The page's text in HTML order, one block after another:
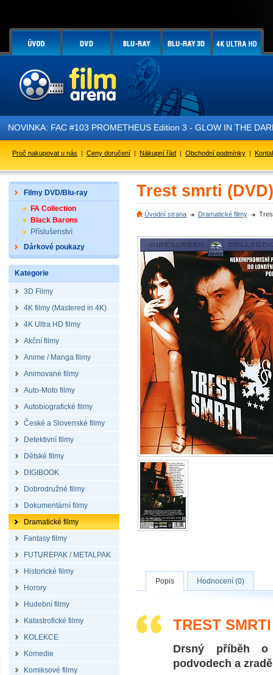
NOVINKA: FAC #103 PROMETHEUS Edition 3 - GLOW IN THE
Proč nakupovat u nás | Ceny doručení | Nákupní řád | Obchodní podmínky |
Filmy DVD/Blu-ray
FA Collection
Black Barons
Příslušenství
Dárkové poukazy
Kategorie
3D Filmy
4K filmy (Mastered in 4K)
4K Ultra HD filmy
Akční filmy
Anime / Manga filmy
Animované filmy
Auto-Moto filmy
Autobiografické filmy
České a Slovenské filmy
Detektivní filmy
Dětské filmy
DIGIBOOK
Dobrodružné filmy
Dokumentární filmy
Dramatické filmy
Fantasy filmy
FUTUREPAK / METALPAK
Historické filmy
Horory
Hudební filmy
Katastrofické filmy
KOLEKCE
Komedie
Komiksové filmy
Trest smrti (DVD)
Úvodní strana Dramatické filmy
Popis Hodnocení (0)
TREST
Drsný příběh o
podvodech a